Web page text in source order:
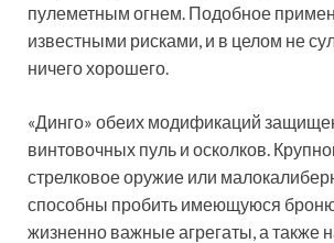
пулеметным огнем. Подобное
известными рисками, и в целом не
ничего хорошего.
«Динго» обеих модификаций
винтовочных пуль и осколков.
стрелковое оружие или
способны пробить имеющуюся
жизненно важные агрегаты, а также